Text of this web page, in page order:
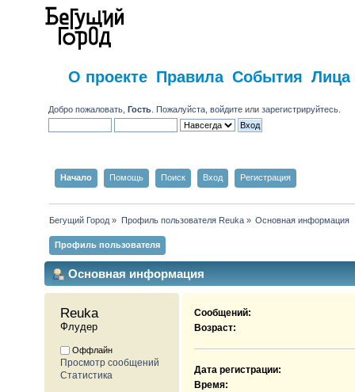
О проекте Правила События Лица
Добро пожаловать,Гость . Пожалуйста,войдите илизарегистрируйтесь
Начало Помощь Поиск Вход Регистрация
Бегущий Город » Профиль пользователя Reuka» Основная информация
Профиль пользователя
Основная информация
Reuka
Флудер
Оффлайн
Просмотр сообщений
Статистика
Сообщений:
Возраст:
Дата регистрации:
Время: